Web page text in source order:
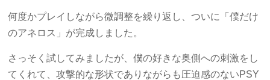
何度かプレイしながら微調整を繰り返し、ついに「僕だけ
のアネロス」が完成しました。
さっそく試してみましたが、僕の好きな奥側への刺激をし
てくれて、攻撃的な形状でありながらも圧迫感のないPSY